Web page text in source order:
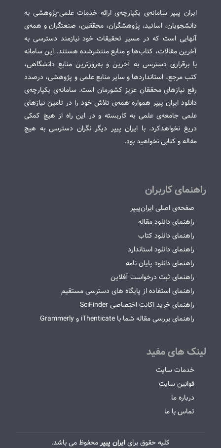
ایران پیپر سامانه‌ی یکپارچه‌ی ارائه خدمات علمی-پژوهشی به
دانشجویان، اساتید، پژوهشگران، محققین، صنعتگران و همه‌ی
آنهایی است که در مسیر تحقیقات خود نیازمند دسترسی به
آخرین مقالات، کتاب‌ها و منابع منتشرشده هستند. این سامانه
با برقراری دسترسی به آخرین و به‌روزترین منابع دانشگاهی،
کتب مرجع، استانداردها و سایر منابع علمی و پژوهشی، درصدد
رفع نیازهای محققان عزیز کشورمان است. سامانه‌ی یکپارچه‌ی
دانلود ایران پیپر همواره همه‌ی تلاش خود را در تامین نیازهای
علمی جامعه‌ی علمی به کاربسته و در این راه از هیچ کمکی
دریغ نخواهدکرد. با ایران پیپر دیگر نگران دسترسی به هیچ
مقاله و کتابی نخواهید بود.
راهنمای کاربران
صفحه‌ی اصلی ایران‌پیپر
راهنمای دانلود مقاله
راهنمای دانلود کتاب
راهنمای دانلود استاندارد
راهنمای دانلود پایان نامه
راهنمای ثبت درخواست آفلاین
راهنمای استفاده از پایگاه های دسترسی مستقیم
راهنمای خرید اکانت اختصاصی SciFinder
راهنمای بررسی مقاله شما با iThenticate و Grammerly
لینک های مفید
خدمات سایت
قوانین سایت
درباره ما
تماس با ما
کلیه حقوق برایایران پیپرمحفوظ می باشد.